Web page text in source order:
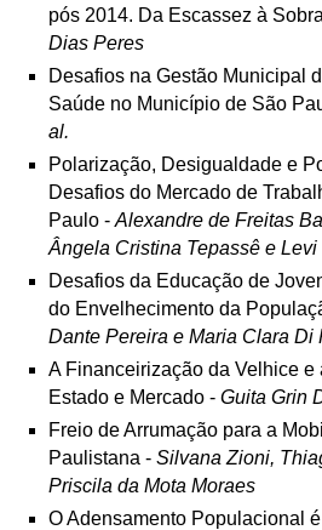
pós 2014. Da Escassez à
Dias Peres
Desafios na Gestão Municipal
Saúde no Município de São
al.
Polarização, Desigualdade e
Desafios do Mercado de
Paulo -Alexandre de Freitas
Ângela Cristina Tepassê e
Desafios da Educação de
do Envelhecimento da
Dante Pereira e Maria Clara Di
A Financeirização da Velhice
Estado e Mercado -Guita Grin
Freio de Arrumação para a
Paulistana -Silvana Zioni,
Priscila da Mota Moraes
O Adensamento Populacional